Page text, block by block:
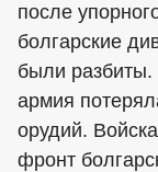
после
болгарские
были разбиты.
армия
орудий.
фронт